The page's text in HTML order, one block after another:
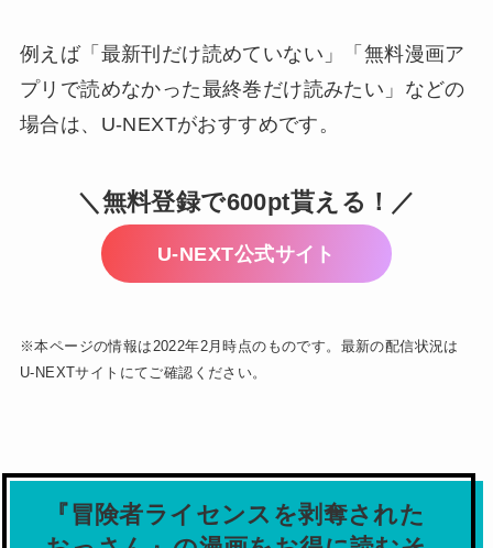
例えば「最新刊だけ読めていない」「無料漫画ア
プリで読めなかった最終巻だけ読みたい」などの
場合は、U-NEXTがおすすめです。
＼無料登録で600pt貰える！／
U-NEXT公式サイト
※本ページの情報は2022年2月時点のものです。最新の配信状況は
U-NEXTサイトにてご確認ください。
『冒険者ライセンスを剥奪された